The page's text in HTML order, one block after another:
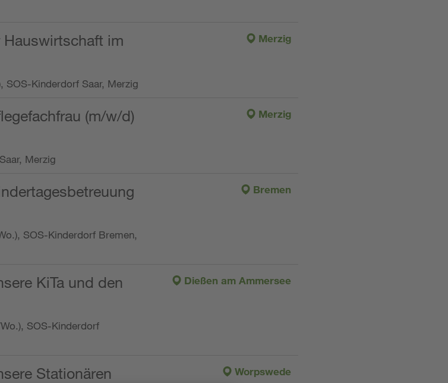
im
SOS-Kinderdorf Saar, Merzig
Merzig
(m/w/d)
Merzig
Merzig
SOS-Kinderdorf Bremen,
Bremen
KiTa und den
SOS-Kinderdorf
Dießen am Ammersee
Stationären
Worpswede